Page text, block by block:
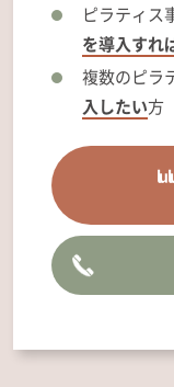
ピラティス
を導入すれ
複数のピラ
入したい方